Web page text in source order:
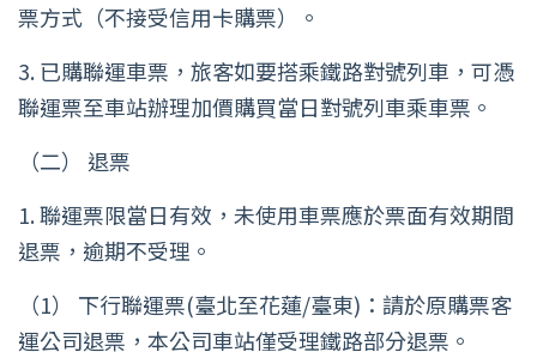
票方式（不接受信用卡購票）。
3. 已購聯運車票，旅客如要搭乘鐵路對號列車，可憑
聯運票至車站辦理加價購買當日對號列車乘車票。
（二） 退票
1. 聯運票限當日有效，未使用車票應於票面有效期間
退票，逾期不受理。
（1） 下行聯運票(臺北至花蓮/臺東)：請於原購票客
運公司退票，本公司車站僅受理鐵路部分退票。